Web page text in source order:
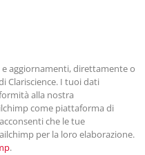
aggiornamenti, direttamente o
Clariscience. I tuoi dati
alla nostra
come piattaforma di
che le tue
per la loro elaborazione.
.